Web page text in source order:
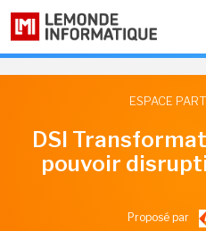
ESPACE
DSI
pouvoir
Proposé par